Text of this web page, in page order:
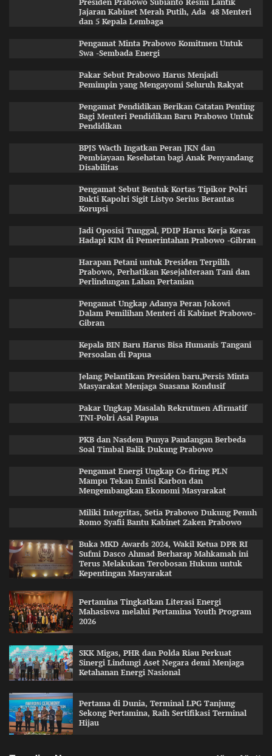
Presiden Prabowo Subianto Resmi Lantik
Jajaran Kabinet Merah Putih, Ada 48 Menteri
dan 5 Kepala Lembaga
Pengamat Minta Prabowo Komitmen Untuk
Swa -Sembada Energi
Pakar Sebut Prabowo Harus Menjadi
Pemimpin yang Mengayomi Seluruh Rakyat
Pengamat Pendidikan Berikan Catatan Penting
Bagi Menteri Pendidikan Baru Prabowo Untuk
Pendidikan
BPJS Wacth Ingatkan Peran JKN dan
Pembiayaan Kesehatan bagi Anak Penyandang
Disabilitas
Pengamat Sebut Bentuk Kortas Tipikor Polri
Bukti Kapolri Sigit Listyo Serius Berantas
Korupsi
Jadi Oposisi Tunggal, PDIP Harus Kerja Keras
Hadapi KIM di Pemerintahan Prabowo -Gibran
Harapan Petani untuk Presiden Terpilih
Prabowo, Perhatikan Kesejahteraan Tani dan
Perlindungan Lahan Pertanian
Pengamat Ungkap Adanya Peran Jokowi
Dalam Pemilihan Menteri di Kabinet Prabowo-
Gibran
Kepala BIN Baru Harus Bisa Humanis Tangani
Persoalan di Papua
Jelang Pelantikan Presiden baru,Persis Minta
Masyarakat Menjaga Suasana Kondusif
Pakar Ungkap Masalah Rekrutmen Afirmatif
TNI-Polri Asal Papua
PKB dan Nasdem Punya Pandangan Berbeda
Soal Timbal Balik Dukung Prabowo
Pengamat Energi Ungkap Co-firing PLN
Mampu Tekan Emisi Karbon dan
Mengembangkan Ekonomi Masyarakat
Miliki Integritas, Setia Prabowo Dukung Penuh
Romo Syafii Bantu Kabinet Zaken Prabowo
Buka MKD Awards 2024, Wakil Ketua DPR RI
Sufmi Dasco Ahmad Berharap Mahkamah ini
Terus Melakukan Terobosan Hukum untuk
Kepentingan Masyarakat
Pertamina Tingkatkan Literasi Energi
Mahasiswa melalui Pertamina Youth Program
2026
SKK Migas, PHR dan Polda Riau Perkuat
Sinergi Lindungi Aset Negara demi Menjaga
Ketahanan Energi Nasional
Pertama di Dunia, Terminal LPG Tanjung
Sekong Pertamina, Raih Sertifikasi Terminal
Hijau